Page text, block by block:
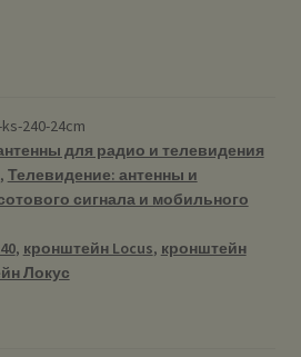
240-24cm
для радио и телевидения
, Телевидение: антенны и
сигнала и мобильного
, кронштейн Locus, кронштейн
Локус